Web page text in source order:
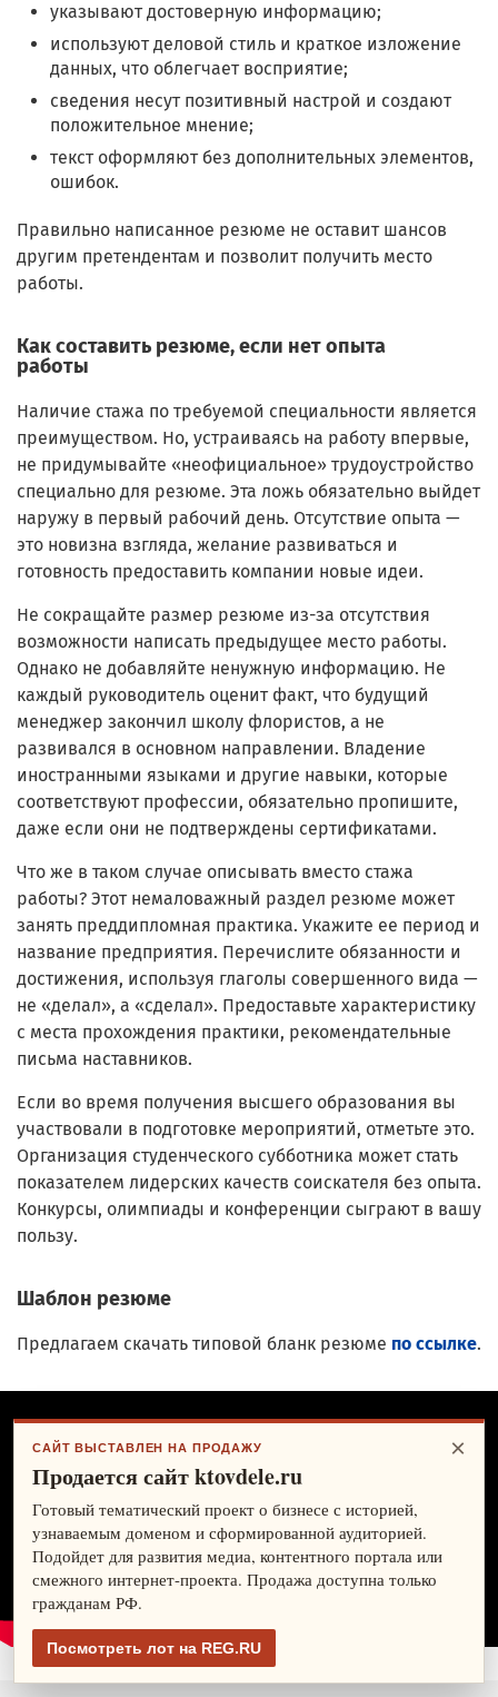
указывают достоверную информацию;
используют деловой стиль и краткое изложение
данных, что облегчает восприятие;
сведения несут позитивный настрой и создают
положительное мнение;
текст оформляют без дополнительных элементов,
ошибок.
Правильно написанное резюме не оставит шансов
другим претендентам и позволит получить место
работы.
Как составить резюме, если нет опыта
работы
Наличие стажа по требуемой специальности является
преимуществом. Но, устраиваясь на работу впервые,
не придумывайте «неофициальное» трудоустройство
специально для резюме. Эта ложь обязательно выйдет
наружу в первый рабочий день. Отсутствие опыта —
это новизна взгляда, желание развиваться и
готовность предоставить компании новые идеи.
Не сокращайте размер резюме из-за отсутствия
возможности написать предыдущее место работы.
Однако не добавляйте ненужную информацию. Не
каждый руководитель оценит факт, что будущий
менеджер закончил школу флористов, а не
развивался в основном направлении. Владение
иностранными языками и другие навыки, которые
соответствуют профессии, обязательно пропишите,
даже если они не подтверждены сертификатами.
Что же в таком случае описывать вместо стажа
работы? Этот немаловажный раздел резюме может
занять преддипломная практика. Укажите ее период и
название предприятия. Перечислите обязанности и
достижения, используя глаголы совершенного вида —
не «делал», а «сделал». Предоставьте характеристику
с места прохождения практики, рекомендательные
письма наставников.
Если во время получения высшего образования вы
участвовали в подготовке мероприятий, отметьте это.
Организация студенческого субботника может стать
показателем лидерских качеств соискателя без опыта.
Конкурсы, олимпиады и конференции сыграют в вашу
пользу.
Шаблон резюме
Предлагаем скачать типовой бланк резюме по ссылке.
×
САЙТ ВЫСТАВЛЕН НА ПРОДАЖУ
Продается сайт ktovdele.ru
Готовый тематический проект о бизнесе с историей,
узнаваемым доменом и сформированной аудиторией.
Подойдет для развития медиа, контентного портала или
смежного интернет-проекта. Продажа доступна только
гражданам РФ.
Посмотреть лот на REG.RU